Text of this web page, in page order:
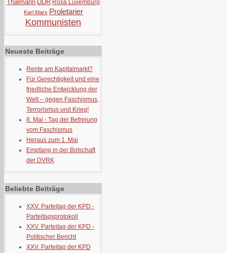
Thälmann DDR Rosa Luxemburg
Karl Marx Proletarier
Kommunisten
Neueste Beiträge
Rente am Kapitalmarkt?
Für Gerechtigkeit und eine
friedliche Entwicklung der
Welt – gegen Faschismus,
Terrorismus und Krieg!
8. Mai - Tag der Befreiung
vom Faschismus
Heraus zum 1. Mai
Empfang in der Botschaft
der DVRK
Beliebte Beiträge
XXV. Parteitag der KPD -
Parteitagsprotokoll
XXV. Parteitag der KPD -
Politischer Bericht
XXV. Parteitag der KPD